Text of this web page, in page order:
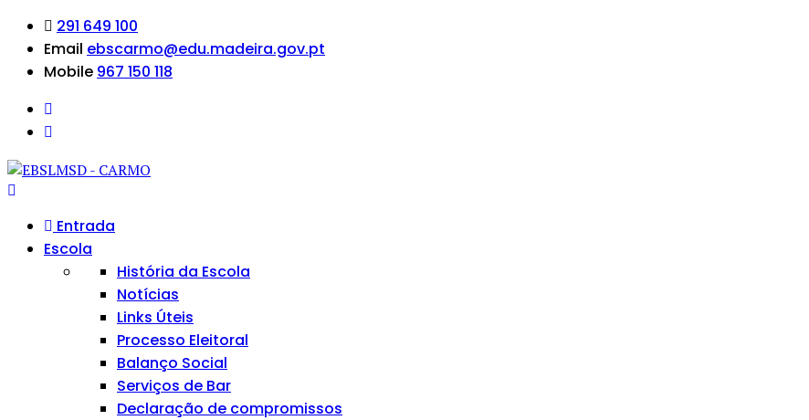
291 649 100
Email ebscarmo@edu.madeira.gov.pt
Mobile 967 150 118
Entrada
Escola
História da Escola
Notícias
Links Úteis
Processo Eleitoral
Balanço Social
Serviços de Bar
Declaração de compromissos